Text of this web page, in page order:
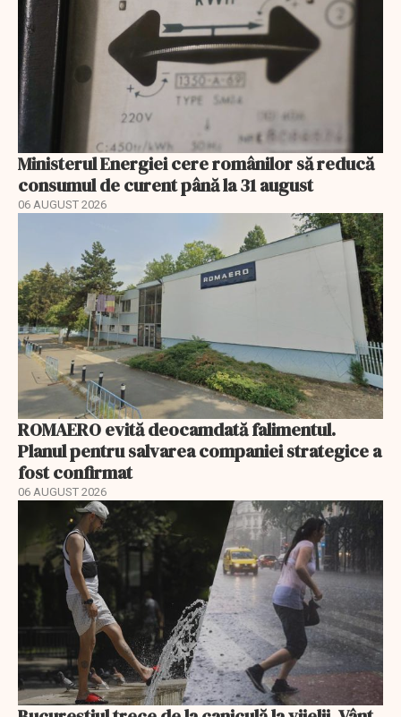
Ministerul Energiei cere românilor să reducă
consumul de curent până la 31 august
06 AUGUST 2026
ROMAERO evită deocamdată falimentul.
Planul pentru salvarea companiei strategice a
fost confirmat
06 AUGUST 2026